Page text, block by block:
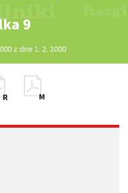
9
z dne 1. 2. 2000